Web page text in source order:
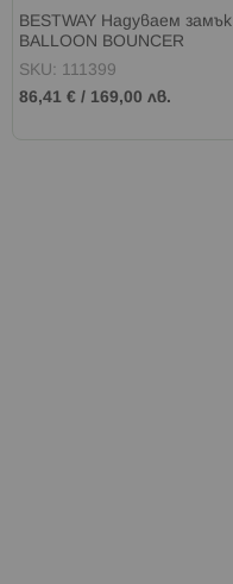
BESTWAY Надуваем замък
BALLOON BOUNCER
SKU: 111399
86,41 € / 169,00 лв.